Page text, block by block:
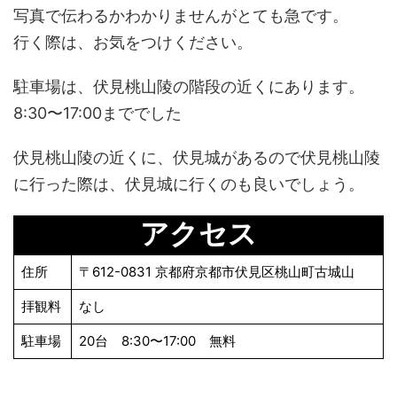
写真で伝わるかわかりませんがとても急です。
行く際は、お気をつけください。
駐車場は、伏見桃山陵の階段の近くにあります。
8:30〜17:00まででした
伏見桃山陵の近くに、伏見城があるので伏見桃山陵
に行った際は、伏見城に行くのも良いでしょう。
アクセス
住所 〒612-0831 京都府京都市伏見区桃山町古城山
拝観料 なし
駐車場 20台 8:30〜17:00 無料